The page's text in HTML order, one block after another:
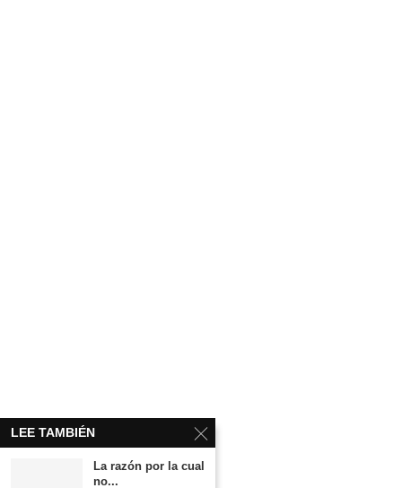
LEE TAMBIÉN
La razón por la cual
no...